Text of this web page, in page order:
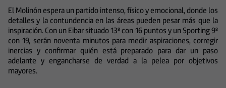
El Molinón espera un partido intenso, físico y emocional, donde los
detalles y la contundencia en las áreas pueden pesar más que la
inspiración. Con un Eibar situado 13º con 16 puntos y un Sporting 9º
con 19, serán noventa minutos para medir aspiraciones, corregir
inercias y confirmar quién está preparado para dar un paso
adelante y engancharse de verdad a la pelea por objetivos
mayores.